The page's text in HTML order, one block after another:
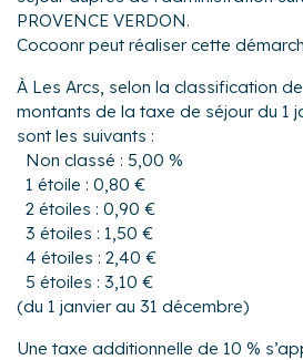
PROVENCE VERDON.
Cocoonr peut réaliser cette
À Les Arcs, selon la classification
montants de la taxe de séjour du 1
sont les suivants :
Non classé : 5,00 %
1 étoile : 0,80 €
2 étoiles : 0,90 €
3 étoiles : 1,50 €
4 étoiles : 2,40 €
5 étoiles : 3,10 €
(du 1 janvier au 31 décembre)
Une taxe additionnelle de 10 %